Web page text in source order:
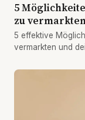
5
zu
5 effektive
vermarkten und